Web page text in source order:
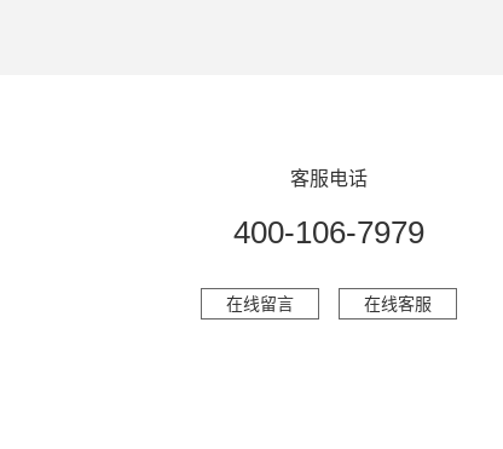
客服电话
400-106-7979
在线留言 在线客服